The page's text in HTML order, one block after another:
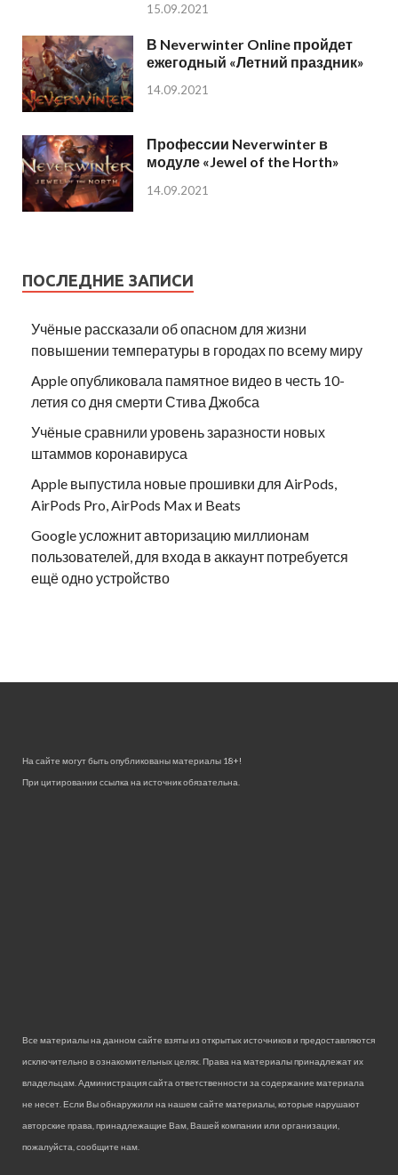
15.09.2021
В Neverwinter Online пройдет
ежегодный «Летний праздник»
14.09.2021
Профессии Neverwinter в
модуле «Jewel of the Horth»
14.09.2021
ПОСЛЕДНИЕ ЗАПИСИ
Учёные рассказали об опасном для жизни
повышении температуры в городах по всему миру
Apple опубликовала памятное видео в честь 10-
летия со дня смерти Стива Джобса
Учёные сравнили уровень заразности новых
штаммов коронавируса
Apple выпустила новые прошивки для AirPods,
AirPods Pro, AirPods Max и Beats
Google усложнит авторизацию миллионам
пользователей, для входа в аккаунт потребуется
ещё одно устройство
На сайте могут быть опубликованы материалы 18+!
При цитировании ссылка на источник обязательна.
Все материалы на данном сайте взяты из открытых источников и предоставляются
исключительно в ознакомительных целях. Права на материалы принадлежат их
владельцам. Администрация сайта ответственности за содержание материала
не несет. Если Вы обнаружили на нашем сайте материалы, которые нарушают
авторские права, принадлежащие Вам, Вашей компании или организации,
пожалуйста, сообщите нам.